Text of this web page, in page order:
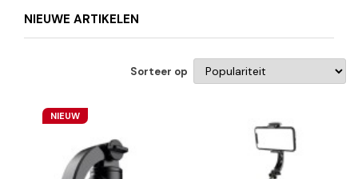
NIEUWE ARTIKELEN
Sorteer op
NIEUW